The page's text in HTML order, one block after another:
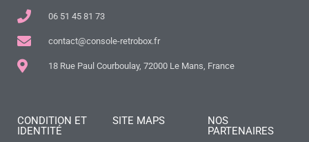
06 51 45 81 73
contact@console-retrobox.fr
18 Rue Paul Courboulay, 72000 Le Mans, France
CONDITION ET
IDENTITÉ
SITE MAPS
NOS
PARTENAIRES